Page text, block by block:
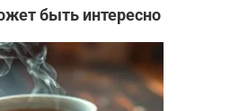
быть интересно